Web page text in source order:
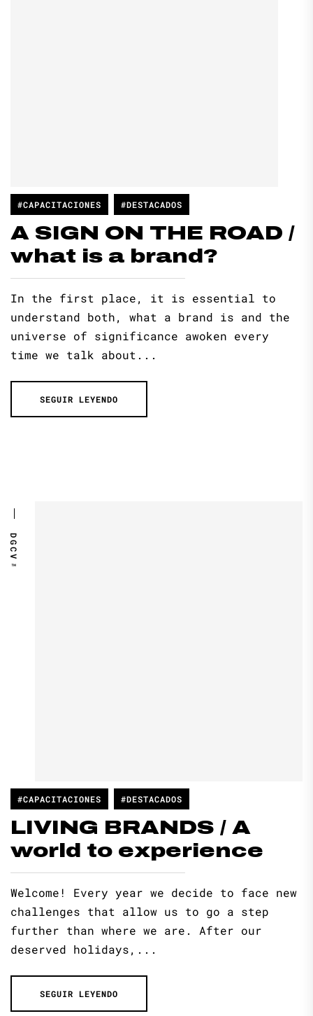
#CAPACITACIONES #DESTACADOS
A SIGN ON THE ROAD /
what is a brand?
In the first place, it is essential to
understand both, what a brand is and the
universe of significance awoken every
time we talk about...
SEGUIR LEYENDO
DGCV™
#CAPACITACIONES #DESTACADOS
LIVING BRANDS / A
world to experience
Welcome! Every year we decide to face new
challenges that allow us to go a step
further than where we are. After our
deserved holidays,...
SEGUIR LEYENDO